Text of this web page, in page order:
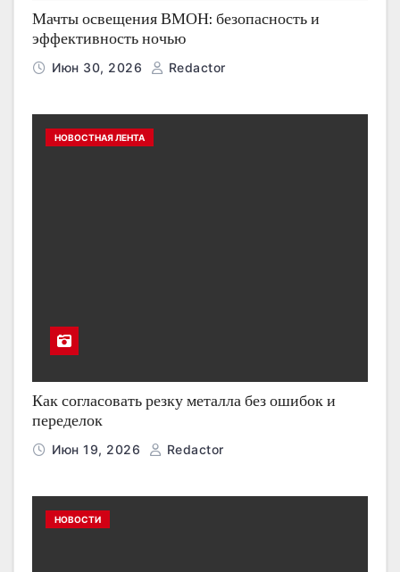
Мачты освещения ВМОН: безопасность и
эффективность ночью
Июн 30, 2026 Redactor
НОВОСТНАЯ ЛЕНТА
Как согласовать резку металла без ошибок и
переделок
Июн 19, 2026 Redactor
НОВОСТИ